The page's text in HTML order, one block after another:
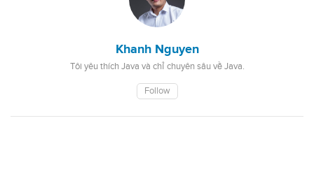
Khanh Nguyen
Tôi yêu thích Java và chỉ chuyên sâu về Java.
Follow